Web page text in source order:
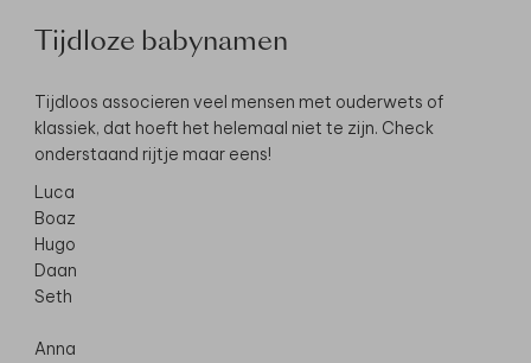
Tijdloze babynamen
Tijdloos associeren veel mensen met ouderwets of
klassiek, dat hoeft het helemaal niet te zijn. Check
onderstaand rijtje maar eens!
Luca
Boaz
Hugo
Daan
Seth
Anna